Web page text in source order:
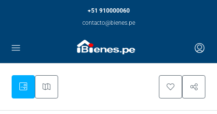
+51 910000060
contacto@bienes.pe